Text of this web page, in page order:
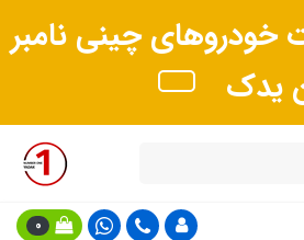
خودروهای چینی نامبر
یدک
0